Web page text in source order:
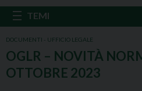
DOCUMENTI - UFFICIO LEGALE
OGLR – NOVITÀ
OTTOBRE 2023